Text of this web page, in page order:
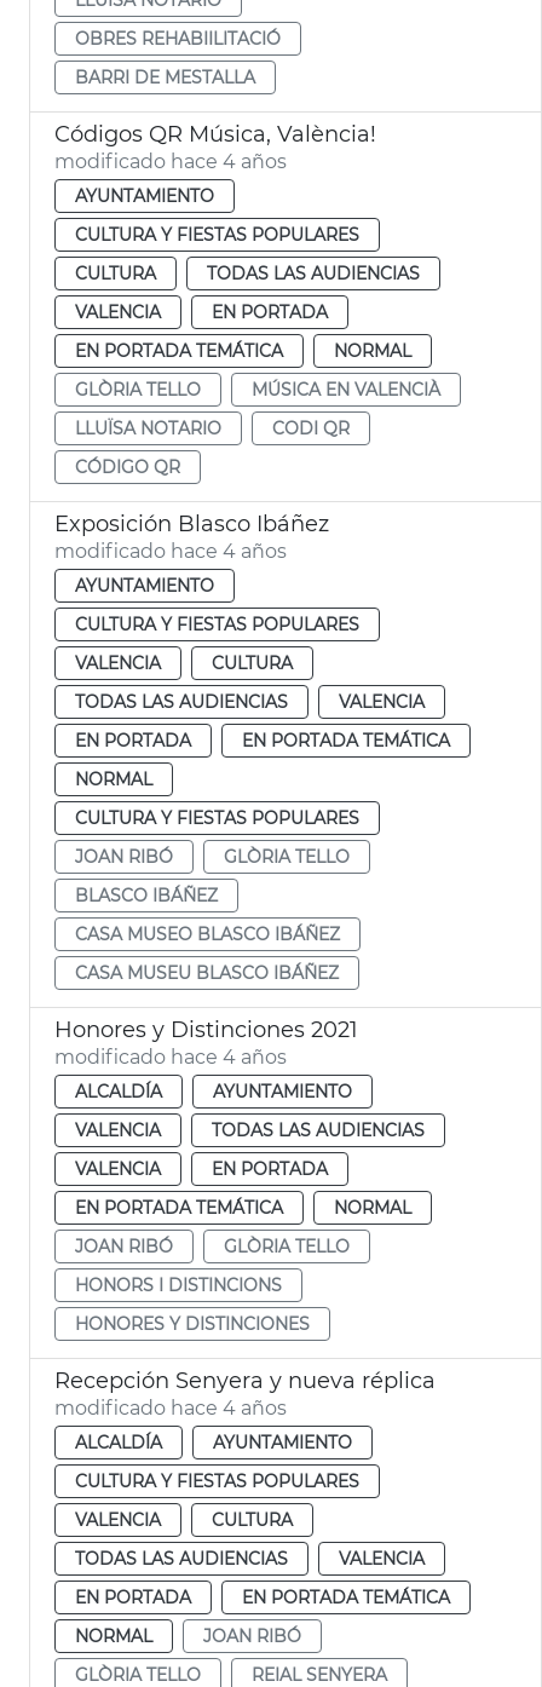
OBRES REHABIILITACIÓ
BARRI DE MESTALLA
Códigos QR Música, València!
modificado hace 4 años
AYUNTAMIENTO
CULTURA Y FIESTAS POPULARES
CULTURA
TODAS LAS AUDIENCIAS
VALENCIA
EN PORTADA
EN PORTADA TEMÁTICA
NORMAL
GLÒRIA TELLO
MÚSICA EN VALENCIÀ
LLUÏSA NOTARIO
CODI QR
CÓDIGO QR
Exposición Blasco Ibáñez
modificado hace 4 años
AYUNTAMIENTO
CULTURA Y FIESTAS POPULARES
VALENCIA
CULTURA
TODAS LAS AUDIENCIAS
VALENCIA
EN PORTADA
EN PORTADA TEMÁTICA
NORMAL
CULTURA Y FIESTAS POPULARES
JOAN RIBÓ
GLÒRIA TELLO
BLASCO IBÁÑEZ
CASA MUSEO BLASCO IBÁÑEZ
CASA MUSEU BLASCO IBÁÑEZ
Honores y Distinciones 2021
modificado hace 4 años
ALCALDÍA
AYUNTAMIENTO
VALENCIA
TODAS LAS AUDIENCIAS
VALENCIA
EN PORTADA
EN PORTADA TEMÁTICA
NORMAL
JOAN RIBÓ
GLÒRIA TELLO
HONORS I DISTINCIONS
HONORES Y DISTINCIONES
Recepción Senyera y nueva réplica
modificado hace 4 años
ALCALDÍA
AYUNTAMIENTO
CULTURA Y FIESTAS POPULARES
VALENCIA
CULTURA
TODAS LAS AUDIENCIAS
VALENCIA
EN PORTADA
EN PORTADA TEMÁTICA
NORMAL
JOAN RIBÓ
GLÒRIA TELLO
REIAL SENYERA